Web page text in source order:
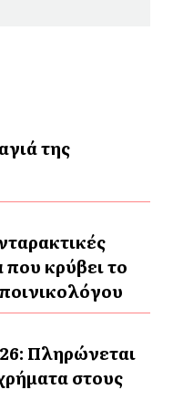
της
που κρύβει το
Πληρώνεται
στους